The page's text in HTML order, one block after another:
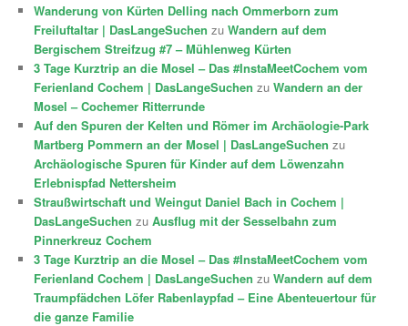
Wanderung von Kürten Delling nach Ommerborn zum
Freiluftaltar | DasLangeSuchen zuWandern auf dem
Bergischem Streifzug #7 – Mühlenweg Kürten
3 Tage Kurztrip an die Mosel – Das #InstaMeetCochem vom
Ferienland Cochem | DasLangeSuchen zuWandern an der
Mosel – Cochemer Ritterrunde
Auf den Spuren der Kelten und Römer im Archäologie-Park
Martberg Pommern an der Mosel | DasLangeSuchen zu
Archäologische Spuren für Kinder auf dem Löwenzahn
Erlebnispfad Nettersheim
Straußwirtschaft und Weingut Daniel Bach in Cochem |
DasLangeSuchen zuAusflug mit der Sesselbahn zum
Pinnerkreuz Cochem
3 Tage Kurztrip an die Mosel – Das #InstaMeetCochem vom
Ferienland Cochem | DasLangeSuchen zuWandern auf dem
Traumpfädchen Löfer Rabenlaypfad – Eine Abenteuertour für
die ganze Familie